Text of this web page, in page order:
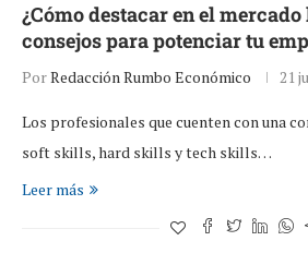
¿Cómo destacar en el
consejos para potenciar tu
PorRedacción Rumbo Económico 21
Los profesionales que cuenten con una
soft skills, hard skills y tech skills…
Leer más